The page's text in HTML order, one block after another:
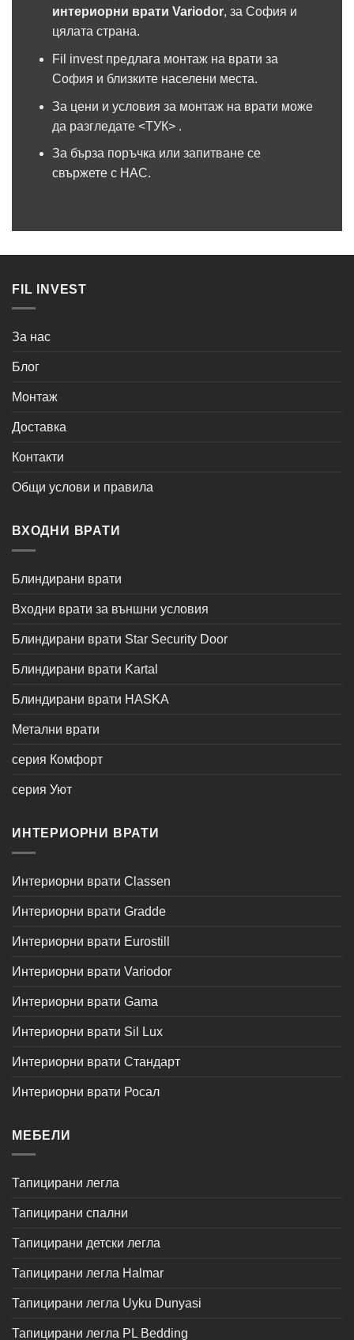
интериорни врати Variodor, за София и
цялата страна.
Fil invest предлага монтаж на врати за
София и близките населени места.
За цени и условия за монтаж на врати може
да разгледате <ТУК>.
За бърза поръчка или запитване се
свържете с НАС.
FIL INVEST
За нас
Блог
Монтаж
Доставка
Контакти
Общи услови и правила
ВХОДНИ ВРАТИ
Блиндирани врати
Входни врати за външни условия
Блиндирани врати Star Security Door
Блиндирани врати Kartal
Блиндирани врати HASKA
Метални врати
серия Комфорт
серия Уют
ИНТЕРИОРНИ ВРАТИ
Интериорни врати Classen
Интериорни врати Gradde
Интериорни врати Eurostill
Интериорни врати Variodor
Интериорни врати Gama
Интериорни врати Sil Lux
Интериорни врати Стандарт
Интериорни врати Росал
МЕБЕЛИ
Тапицирани легла
Тапицирани спални
Тапицирани детски легла
Тапицирани легла Halmar
Тапицирани легла Uyku Dunyasi
Тапицирани легла PL Bedding